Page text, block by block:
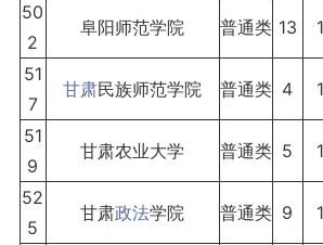
50
2
阜阳师范学院 普通类 13
51
7
甘肃民族师范学院 普通类 4
51
9
甘肃农业大学 普通类 5
52
5
甘肃政法学院 普通类 9